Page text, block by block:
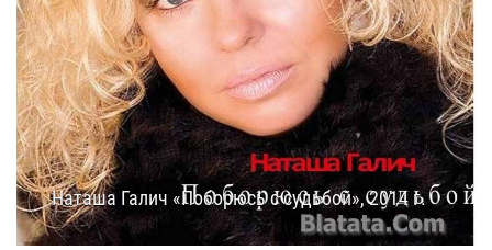
Наташа Галич «Поборюсь с судьбой», 2014 г.
16.11.2014 16:05